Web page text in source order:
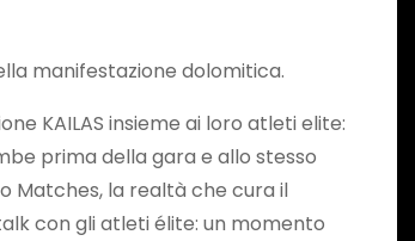
manifestazione dolomitica.
KAILAS insieme ai loro atleti elite:
prima della gara e allo stesso
Matches, la realtà che cura il
con gli atleti élite: un momento